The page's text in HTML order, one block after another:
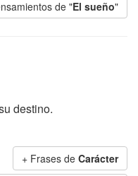
de "El sueño"
destino.
+ Frases de Carácter